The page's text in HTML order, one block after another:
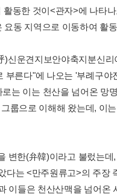
동한 것이<관자>에 나타
동 지역으로 이동하여 활
신운견지보안야축지분신리
른다"에 나오는 '부례구야
는 이는 천산을 넘어온 망
룹으로 이해해 왔는데, 이
변한(弁韓)이라고 불렀는
는 <만주원류고>의 주장
이들은 천산산맥을 넘어온